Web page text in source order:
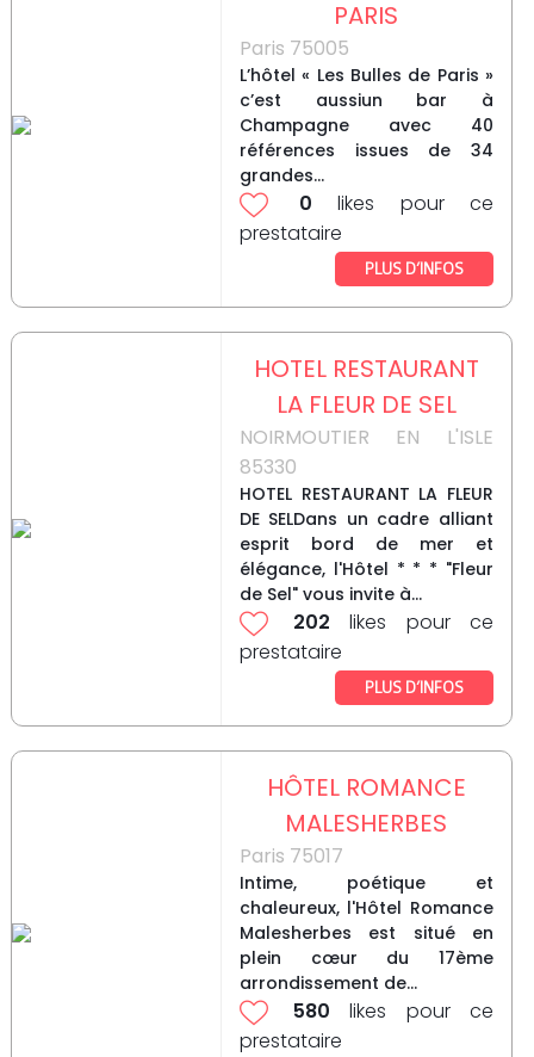
PARIS
Paris 75005
L’hôtel « Les Bulles de Paris »
c’est aussiun bar à
Champagne avec 40
références issues de 34
grandes...
0 likes pour ce
prestataire
PLUS D’INFOS
HOTEL RESTAURANT
LA FLEUR DE SEL
NOIRMOUTIER EN L'ISLE
85330
HOTEL RESTAURANT LA FLEUR
DE SELDans un cadre alliant
esprit bord de mer et
élégance, l'Hôtel * * * "Fleur
de Sel" vous invite à...
202 likes pour ce
prestataire
PLUS D’INFOS
HÔTEL ROMANCE
MALESHERBES
Paris 75017
Intime, poétique et
chaleureux, l'Hôtel Romance
Malesherbes est situé en
plein cœur du 17ème
arrondissement de...
580 likes pour ce
prestataire